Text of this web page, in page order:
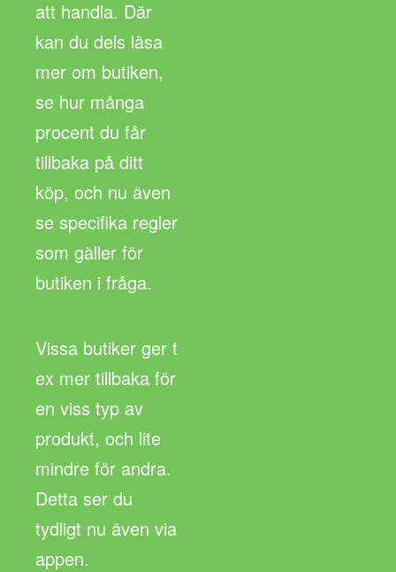
att handla. Där
kan du dels läsa
mer om butiken,
se hur många
procent du får
tillbaka på ditt
köp, och nu även
se specifika regler
som gäller för
butiken i fråga.
Vissa butiker ger t
ex mer tillbaka för
en viss typ av
produkt, och lite
mindre för andra.
Detta ser du
tydligt nu även via
appen.